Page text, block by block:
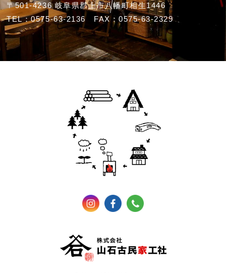
〒501-4236 岐阜県郡上市八幡町相生1446
TEL：0575-63-2136 FAX：0575-63-2329